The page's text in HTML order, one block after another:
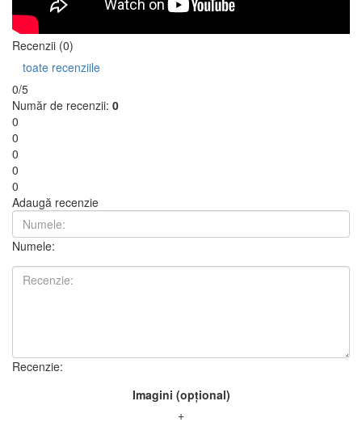
Recenzii (0)
toate recenziile
0/5
Număr de recenzii: 0
0
0
0
0
0
Adaugă recenzie
Numele:
Recenzie:
Imagini (opțional)
+